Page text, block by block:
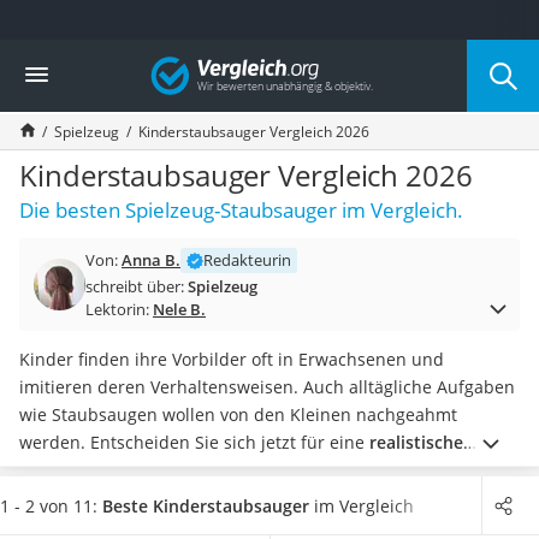
Die beliebtesten Vergleiche nach Kategorie
Kind & Baby
Babyphone mit 2 Kameras
Walkie-Talkie Kinder
Kindermatratzen
Babywippe
Rollschuhe für Kinder
Laufrad
Kinderschubkarre
Kinderuhr
Babyphone
Treppenschutzgitter
Kindersitz ab 4 Jahren
Kinderroller 3 Räder
Ferngesteuertes Auto
Vergleich
Spielzeug Kinderstaubsauger Vergleich 2026
Kinderstaubsauger Vergleich 2026
Die besten Spielzeug-Staubsauger im Vergleich.
Von:Anna B.
Redakteurin
schreibt über:Spielzeug
Lektorin: Nele B.
Kinder finden ihre Vorbilder oft in Erwachsenen und
imitieren deren Verhaltensweisen. Auch alltägliche Aufgaben
wie Staubsaugen wollen von den Kleinen nachgeahmt
werden. Entscheiden Sie sich jetzt für eine realistische
Staubsauger-Imitation aus unserem Kinderstaubsauger-
Vergleich, damit Ihr Kind im Test zuhause wie ein Großer
1 - 2 von 11: Beste Kinderstaubsauger im Vergleich